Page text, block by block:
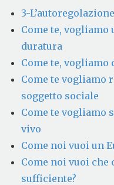
3-
Come te, vogliamo
duratura
Come te,
Come te vogliamo
soggetto sociale
Come te vogliamo
vivo
Come noi vuoi un
Come noi vuoi che
sufficiente?